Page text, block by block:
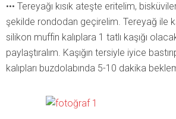
••• Tereyağı kısık ateşte eritelim,
şekilde rondodan geçirelim. Tereyağ ile
silikon muffin kalıplara 1 tatlı kaşığı
paylaştıralım. Kaşığın tersiyle iyice
kalıpları buzdolabında 5-10 dakika